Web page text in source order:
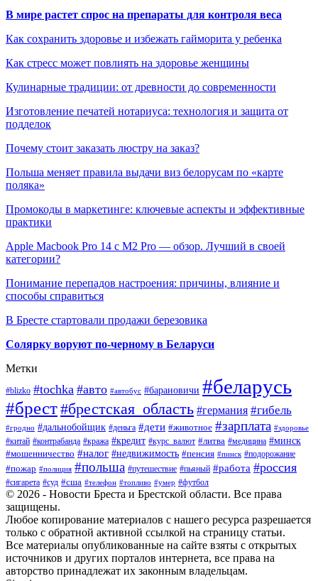
В мире растет спрос на препараты для контроля веса
Как сохранить здоровье и избежать гайморита у ребенка
Как стресс может повлиять на здоровье женщины
Кулинарные традиции: от древности до современности
Изготовление печатей нотариуса: технология и защита от
подделок
Почему стоит заказать люстру на заказ?
Польша меняет правила выдачи виз белорусам по «карте
поляка»
Промокоды в маркетинге: ключевые аспекты и эффективные
практики
Apple Macbook Pro 14 с M2 Pro — обзор. Лучший в своей
категории?
Понимание перепадов настроения: причины, влияние и
способы справиться
В Бресте стартовали продажи березовика
Солярку воруют по-черному в Беларуси
Метки
#blizko #tochka #авто #автобус #барановичи #беларусь
#брест#брестская_область #германия #гибель
#гродно #дальнобойщик #деньга #дети #животное #зарплата #здоровье
#китай #контрабанда #кража #кредит #курс_валют #литва #медицина #минск
#мошенничество #налог #недвижимость #пенсия #пинск #подорожание
#пожар #полиция #польша #путешествие #пьяный #работа #россия
#сигарета #суд #сша #телефон #топливо #умер #футбол
© 2026 - Новости Бреста и Брестской области. Все права
защищены.
Любое копирование материалов с нашего ресурса разрешается
только с обратной активной ссылкой на страницу статьи.
Все материалы опубликованные на сайте взяты с открытых
источников и других порталов интернета, все права на
авторство принадлежат их законным владельцам.